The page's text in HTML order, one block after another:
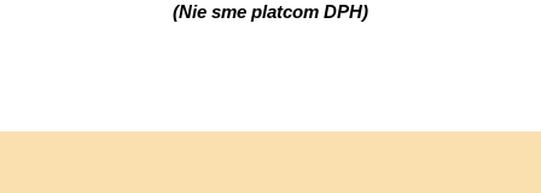
(Nie sme platcom DPH)